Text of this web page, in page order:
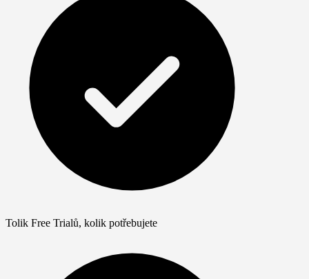
Tolik Free Trialů, kolik potřebujete